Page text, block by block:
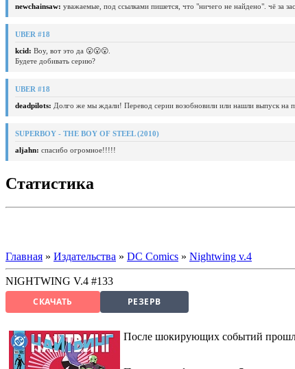
newchainsaw: уважаемые, под ссылками пишется, что "ничего не найдено". чё за
UBER #18
kcid: Воу, вот это да 😮😮😮.
Будете добивать серию?
UBER #18
deadpilots: Долго же мы ждали! Перевод серии возобновили или нашли выпуск на
SUPERBOY - THE BOY OF STEEL (2010)
aljahn: спасибо огромное!!!!!
Статистика
Главная » Издательства » DC Comics » Nightwing v.4
NIGHTWING V.4 #133
СКАЧАТЬ
РЕЗЕРВ
После шокирующих событий